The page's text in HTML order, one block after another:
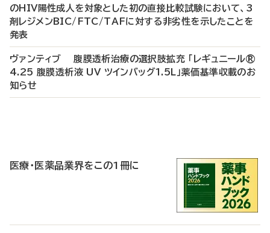
のHIV陽性成人を対象とした初の直接比較試験において、3
剤レジメンBIC/FTC/TAFに対する非劣性を示したことを
発表
ヴァンティブ 腹膜透析治療の選択肢拡充 「レギュニール®
4.25 腹膜透析液 UV ツインバッグ1.5L」薬価基準収載のお
知らせ
医療・医薬品業界をこの1冊に